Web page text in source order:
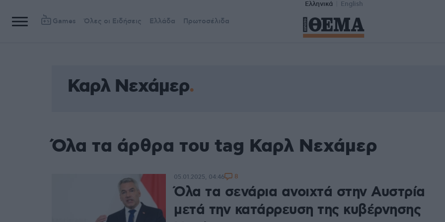
Ελληνικά English
Games Όλες οι Ειδήσεις Ελλάδα Πρωτοσέλιδα
Καρλ Νεχάμερ
Όλα τα άρθρα του tag Καρλ Νεχάμερ
Όλα τα σενάρια ανοιχτά στην Αυστρία
μετά την κατάρρευση της κυβέρνησης
05.01.2025, 04:46 8